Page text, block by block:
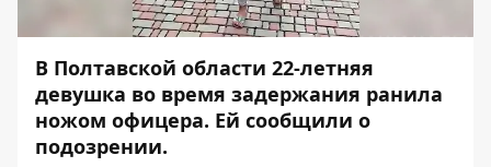
В Полтавской области 22-летняя
девушка во время задержания ранила
ножом офицера. Ей сообщили о
подозрении.